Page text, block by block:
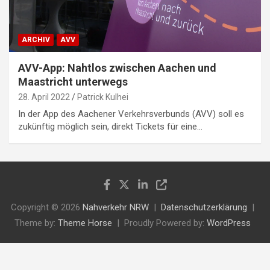
ARCHIV AVV
AVV-App: Nahtlos zwischen Aachen und
Maastricht unterwegs
28. April 2022 Patrick Kulhei
In der App des Aachener Verkehrsverbunds (AVV) soll es
zukünftig möglich sein, direkt Tickets für eine…
Copyright © 2026 Nahverkehr NRW
Datenschutzerklärung
Theme by: Theme Horse Proudly Powered by: WordPress